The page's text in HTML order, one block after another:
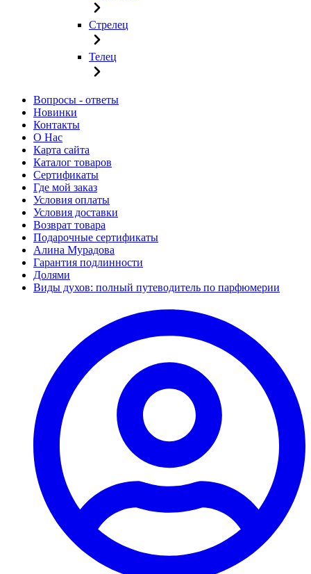
Стрелец
Телец
Вопросы - ответы
Новинки
Контакты
О Нас
Карта сайта
Каталог товаров
Сертификаты
Где мой заказ
Условия оплаты
Условия доставки
Возврат товара
Подарочные сертификаты
Алина Мурадова
Гарантия подлинности
Долями
Виды духов: полный путеводитель по парфюмерии